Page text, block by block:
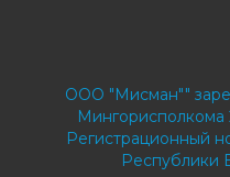
ООО "Мисман""
Мингорисполкома
Регистрационный
Республики